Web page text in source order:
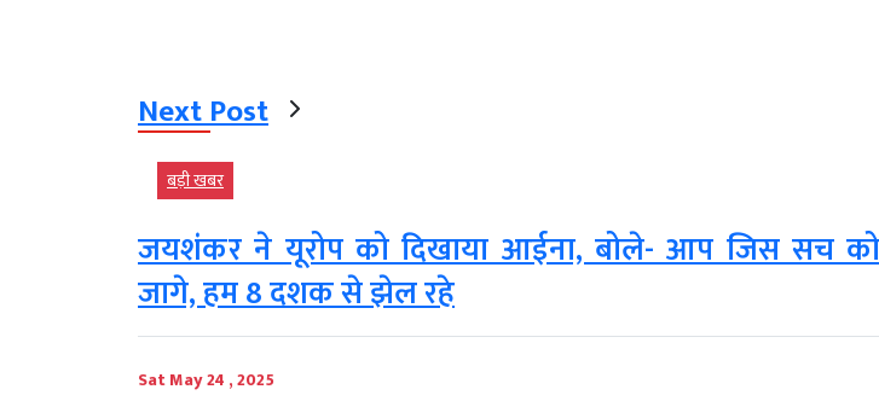
Next Post
बड़ी खबर
जयशंकर ने यूरोप को दिखाया आईना, बोले- आप जिस सच
जागे, हम 8 दशक से झेल रहे
Sat May 24 , 2025